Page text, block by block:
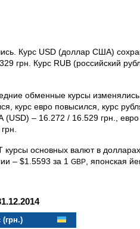
Курс USD (доллар США)
грн. Курс RUB (российский
обменные курсы
курс евро повысился, курс
– 16.272 / 16.529 грн.,
основных валют в
– $1.5593 за 1 GBP , японская
(грн.)